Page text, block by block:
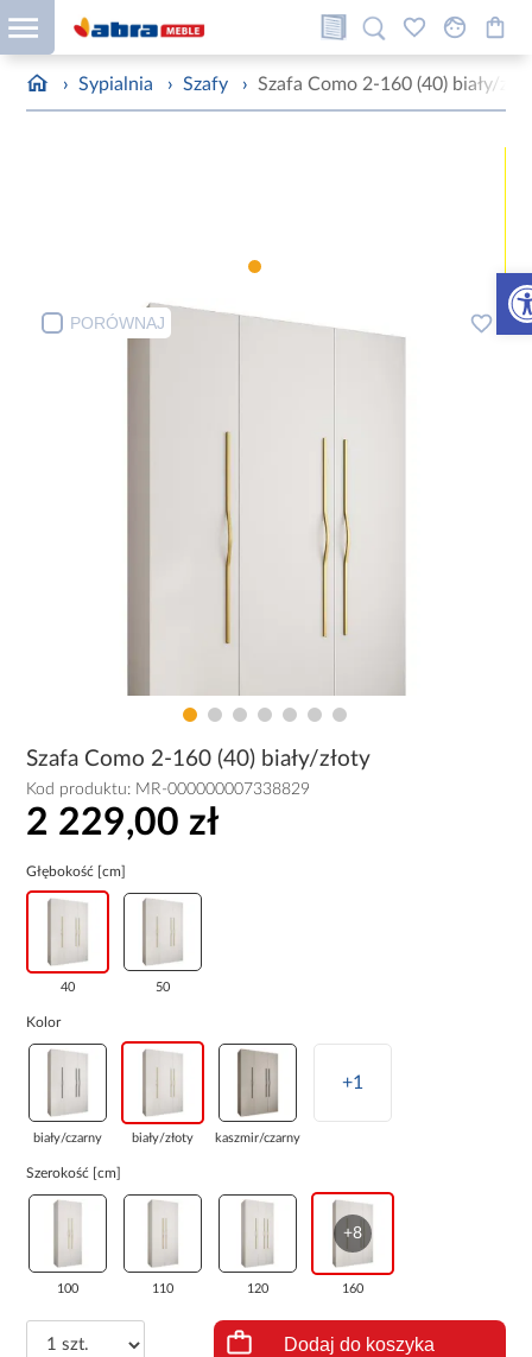
› Sypialnia › Szafy › Szafa Como 2-160 (40) biały/
PORÓWNAJ
Szafa Como 2-160 (40) biały/złoty
Kod produktu: MR-000000007338829
2 229,00 zł
Głębokość [cm]
40 50
Kolor
biały/czarny biały/złoty kaszmir/czarny
+1
Szerokość [cm]
100 110 120
+8
160
Dodaj do koszyka